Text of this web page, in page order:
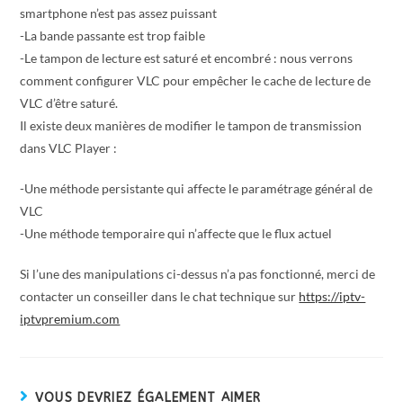
smartphone n’est pas assez puissant
-La bande passante est trop faible
-Le tampon de lecture est saturé et encombré : nous verrons
comment configurer VLC pour empêcher le cache de lecture de
VLC d’être saturé.
Il existe deux manières de modifier le tampon de transmission
dans VLC Player :
-Une méthode persistante qui affecte le paramétrage général de
VLC
-Une méthode temporaire qui n’affecte que le flux actuel
Si l’une des manipulations ci-dessus n’a pas fonctionné, merci de
contacter un conseiller dans le chat technique sur https://iptv-
iptvpremium.com
VOUS DEVRIEZ ÉGALEMENT AIMER